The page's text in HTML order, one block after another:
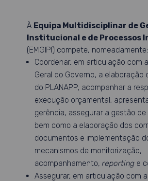
À Equipa Multidisciplinar de
Institucional e de Processos
(EMGIPI) compete, nomeadamente:
Coordenar, em articulação com
Geral do Governo, a elaboração
do PLANAPP, acompanhar a
execução orçamental,
gerência, assegurar a gestão
bem como a elaboração dos
documentos e implementação
mecanismos de monitorização,
acompanhamento, reporting e
Assegurar, em articulação com